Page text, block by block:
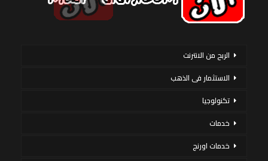
الربح من الانترنت
الاستثمار فى الذهب
تكنولوجيا
خدمات
خدمات اورنج